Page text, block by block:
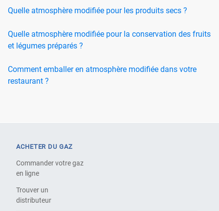
Quelle atmosphère modifiée pour les produits secs ?
Quelle atmosphère modifiée pour la conservation des fruits
et légumes préparés ?
Comment emballer en atmosphère modifiée dans votre
restaurant ?
ACHETER DU GAZ
Commander votre gaz
en ligne
Trouver un
distributeur